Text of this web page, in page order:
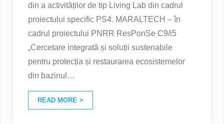
din a activităților de tip Living Lab din cadrul
proiectului specific PS4. MARALTECH – în
cadrul proiectului PNRR ResPonSe C9/i5
„Cercetare integrată și soluții sustenabile
pentru protecția și restaurarea ecosistemelor
din bazinul …
READ MORE